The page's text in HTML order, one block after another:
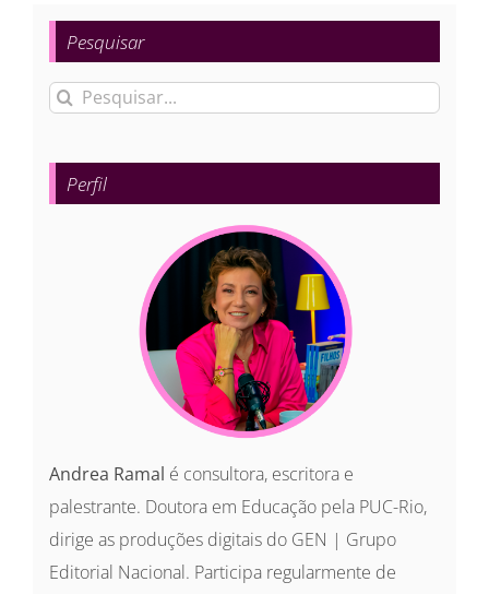
Pesquisar
Buscar
para:
Perfil
Andrea Ramal é consultora, escritora e
palestrante. Doutora em Educação pela PUC-Rio,
dirige as produções digitais do GEN | Grupo
Editorial Nacional. Participa regularmente de